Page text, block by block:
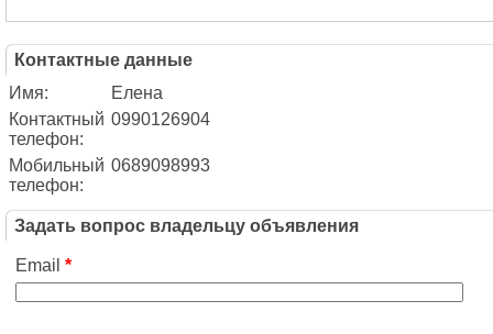
Контактные данные
Имя:
Елена
Контактный
телефон:
0990126904
Мобильный
телефон:
0689098993
Задать вопрос владельцу объявления
Email *